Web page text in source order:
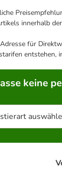
innerhalb
für
keine